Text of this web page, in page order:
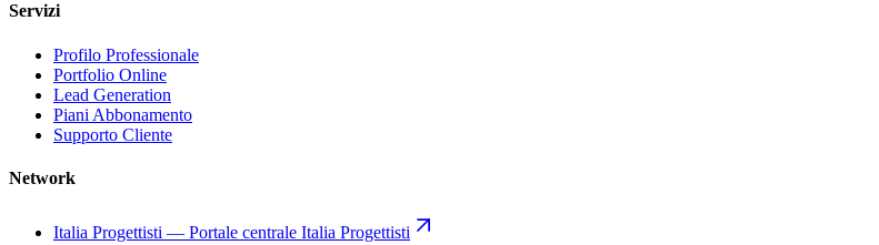
Servizi
Profilo Professionale
Portfolio Online
Lead Generation
Piani Abbonamento
Supporto Cliente
Network
Italia Progettisti — Portale centrale Italia Progettisti